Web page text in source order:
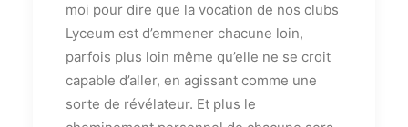
moi pour dire que la vocation de nos clubs
Lyceum est d’emmener chacune loin,
parfois plus loin même qu’elle ne se croit
capable d’aller, en agissant comme une
sorte de révélateur. Et plus le